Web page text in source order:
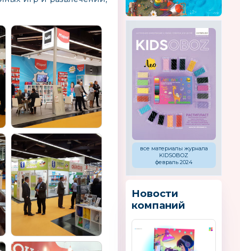
все материалы журнала
KIDSOBOZ
февраль 2024
Новости
компаний